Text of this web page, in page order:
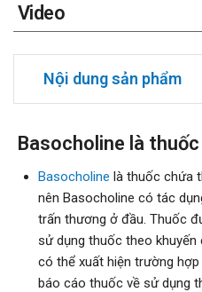
Video
Nội dung sản phẩm
Basocholine là
Basocholine là thuốc chứa
nên Basocholine có tác
trấn thương ở đầu. Thuốc
sử dụng thuốc theo
có thể xuất hiện trường
báo cáo thuốc về sử dụng